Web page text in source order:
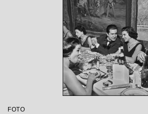
Margherita Wallmann
FOTO